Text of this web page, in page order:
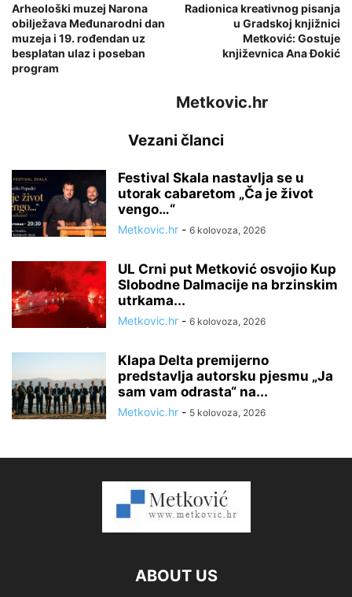
Arheološki muzej Narona
obilježava Međunarodni dan
muzeja i 19. rođendan uz
besplatan ulaz i poseban
program
Radionica kreativnog pisanja
u Gradskoj knjižnici
Metković: Gostuje
književnica Ana Đokić
Metkovic.hr
Vezani članci
Festival Skala nastavlja se u
utorak cabaretom „Ča je život
vengo…“
Metkovic.hr - 6 kolovoza, 2026
UL Crni put Metković osvojio Kup
Slobodne Dalmacije na brzinskim
utrkama...
Metkovic.hr - 6 kolovoza, 2026
Klapa Delta premijerno
predstavlja autorsku pjesmu „Ja
sam vam odrasta“ na...
Metkovic.hr - 5 kolovoza, 2026
ABOUT US